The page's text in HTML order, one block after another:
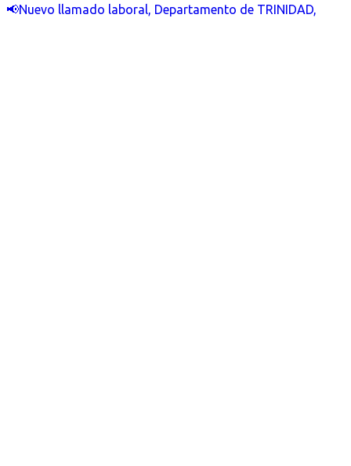
📢Nuevo llamado laboral, Departamento de TRINIDAD,